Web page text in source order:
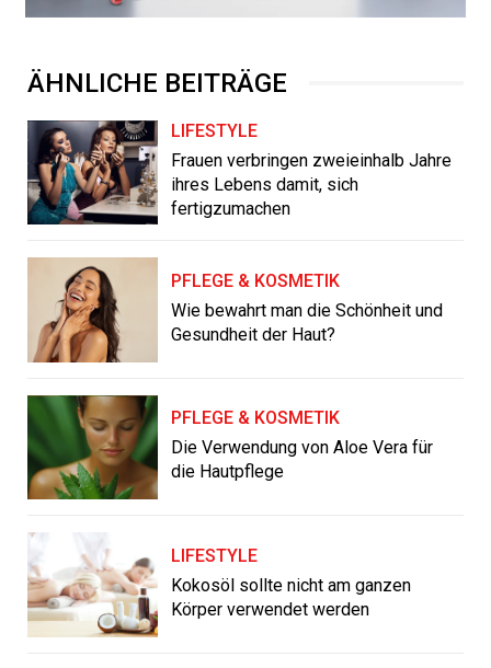
ÄHNLICHE BEITRÄGE
LIFESTYLE
Frauen verbringen zweieinhalb Jahre
ihres Lebens damit, sich
fertigzumachen
PFLEGE & KOSMETIK
Wie bewahrt man die Schönheit und
Gesundheit der Haut?
PFLEGE & KOSMETIK
Die Verwendung von Aloe Vera für
die Hautpflege
LIFESTYLE
Kokosöl sollte nicht am ganzen
Körper verwendet werden